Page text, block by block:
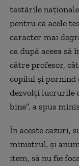
testările
pentru că acele
caracter mai
ca după aceea
către profesor,
copilul şi pornind
dezvolţi lucrurile
bine”, a spus
În aceste cazuri,
ministrul, şi
item, să nu fie